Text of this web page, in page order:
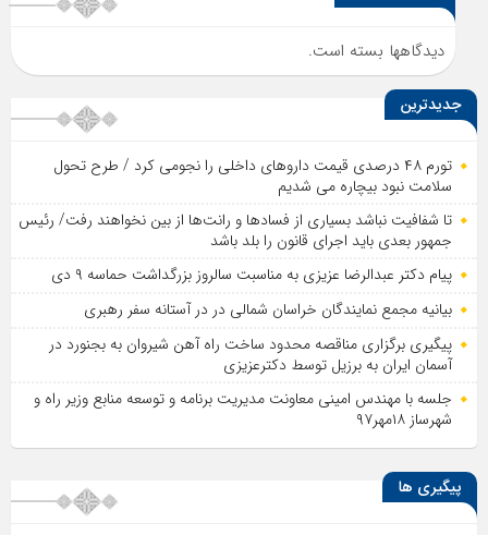
دیدگاهها بسته است.
جدیدترین
تورم ۴۸ درصدی قیمت داروهای داخلی را نجومی کرد / طرح تحول
سلامت نبود بیچاره می شدیم
تا شفافیت نباشد بسیاری از فساد‌ها و رانت‌ها از بین نخواهند رفت/ رئیس
جمهور بعدی باید اجرای قانون را بلد باشد
پیام دکتر عبدالرضا عزیزی به مناسبت سالروز بزرگداشت حماسه ۹ دی
بیانیه مجمع نمایندگان خراسان شمالی در در آستانه سفر رهبری
پیگیری برگزاری مناقصه محدود ساخت راه آهن شیروان به بجنورد در
آسمان ایران به برزیل توسط دکترعزیزی
جلسه با مهندس امینی معاونت مدیریت برنامه و توسعه منابع وزیر راه و
شهرساز ۱۸مهر۹۷
پیگیری ها